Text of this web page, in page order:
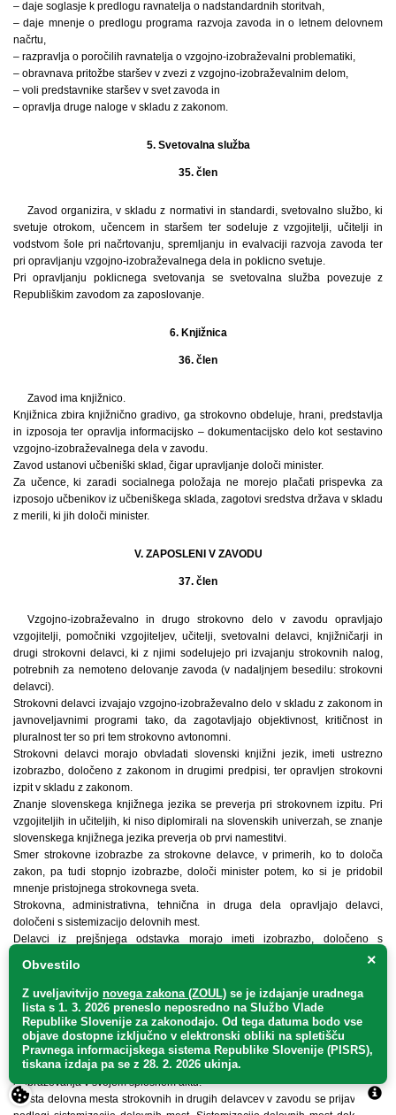
– daje soglasje k predlogu ravnatelja o nadstandardnih storitvah,
– daje mnenje o predlogu programa razvoja zavoda in o letnem delovnem
načrtu,
– razpravlja o poročilih ravnatelja o vzgojno-izobraževalni problematiki,
– obravnava pritožbe staršev v zvezi z vzgojno-izobraževalnim delom,
– voli predstavnike staršev v svet zavoda in
– opravlja druge naloge v skladu z zakonom.
5. Svetovalna služba
35. člen
Zavod organizira, v skladu z normativi in standardi, svetovalno službo, ki
svetuje otrokom, učencem in staršem ter sodeluje z vzgojitelji, učitelji in
vodstvom šole pri načrtovanju, spremljanju in evalvaciji razvoja zavoda ter
pri opravljanju vzgojno-izobraževalnega dela in poklicno svetuje.
Pri opravljanju poklicnega svetovanja se svetovalna služba povezuje z
Republiškim zavodom za zaposlovanje.
6. Knjižnica
36. člen
Zavod ima knjižnico.
Knjižnica zbira knjižnično gradivo, ga strokovno obdeluje, hrani, predstavlja
in izposoja ter opravlja informacijsko – dokumentacijsko delo kot sestavino
vzgojno-izobraževalnega dela v zavodu.
Zavod ustanovi učbeniški sklad, čigar upravljanje določi minister.
Za učence, ki zaradi socialnega položaja ne morejo plačati prispevka za
izposojo učbenikov iz učbeniškega sklada, zagotovi sredstva država v skladu
z merili, ki jih določi minister.
V. ZAPOSLENI V ZAVODU
37. člen
Vzgojno-izobraževalno in drugo strokovno delo v zavodu opravljajo
vzgojitelji, pomočniki vzgojiteljev, učitelji, svetovalni delavci, knjižničarji in
drugi strokovni delavci, ki z njimi sodelujejo pri izvajanju strokovnih nalog,
potrebnih za nemoteno delovanje zavoda (v nadaljnjem besedilu: strokovni
delavci).
Strokovni delavci izvajajo vzgojno-izobraževalno delo v skladu z zakonom in
javnoveljavnimi programi tako, da zagotavljajo objektivnost, kritičnost in
pluralnost ter so pri tem strokovno avtonomni.
Strokovni delavci morajo obvladati slovenski knjižni jezik, imeti ustrezno
izobrazbo, določeno z zakonom in drugimi predpisi, ter opravljen strokovni
izpit v skladu z zakonom.
Znanje slovenskega knjižnega jezika se preverja pri strokovnem izpitu. Pri
vzgojiteljih in učiteljih, ki niso diplomirali na slovenskih univerzah, se znanje
slovenskega knjižnega jezika preverja ob prvi namestitvi.
Smer strokovne izobrazbe za strokovne delavce, v primerih, ko to določa
zakon, pa tudi stopnjo izobrazbe, določi minister potem, ko si je pridobil
mnenje pristojnega strokovnega sveta.
Strokovna, administrativna, tehnična in druga dela opravljajo delavci,
določeni s sistemizacijo delovnih mest.
Delavci iz prejšnjega odstavka morajo imeti izobrazbo, določeno s
38. člen
Delovna razmerja, udeležba delavcev pri upravljanju in uresničevanju
sindikalnih pravic delavcev v zavodu zavod uredi v skladu z zakonom in
kolektivno pogodbo ter z zakonom o organizaciji in financiranju vzgoje in
izobraževanja v svojem splošnem aktu.
Prosta delovna mesta strokovnih in drugih delavcev v zavodu se prijavijo na
×
Obvestilo
Z uveljavitvijo novega zakona (ZOUL) se je izdajanje uradnega
lista s 1. 3. 2026 preneslo neposredno na Službo Vlade
Republike Slovenije za zakonodajo. Od tega datuma bodo vse
objave dostopne izključno v elektronski obliki na spletišču
Pravnega informacijskega sistema Republike Slovenije (PISRS),
tiskana izdaja pa se z 28. 2. 2026 ukinja.